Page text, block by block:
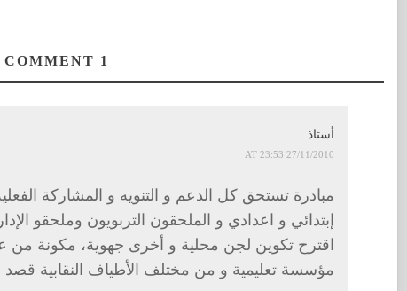
1
أستاذ
27/11/2010 AT 23:53
مبادرة تستحق كل الدعم و التنويه و المشاركة
إبتدائي و اعدادي و الملحقون التربويون وملحقو
اقترح تكوين لجن محلية و أخرى جهوية، مكونة
مؤسسة تعليمية و من مختلف الأطياف النقابية قصد